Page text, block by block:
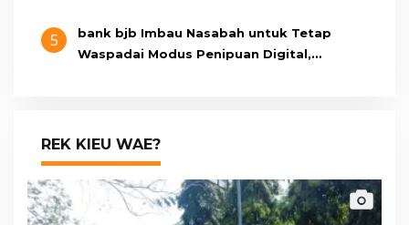
5
bank bjb Imbau Nasabah untuk Tetap
Waspadai Modus Penipuan Digital,
REK KIEU WAE?